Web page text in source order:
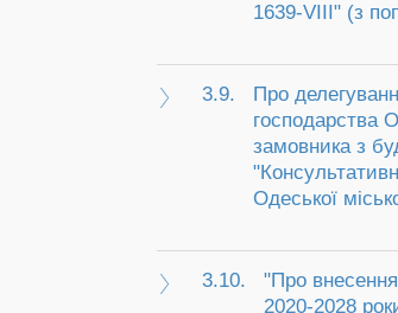
1639-VIII" (з
3.9.
Про
господарства
замовника з
Одеської
3.10.
"Про
2020-2028